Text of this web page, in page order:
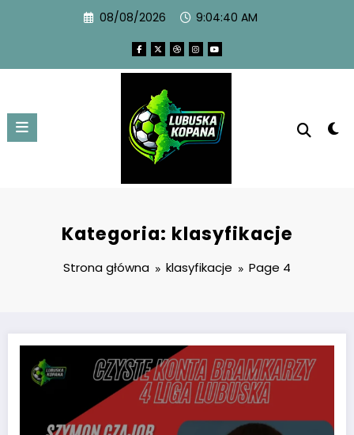
08/08/2026 9:04:41 AM
Kategoria: klasyfikacje
Strona główna klasyfikacje Page 4